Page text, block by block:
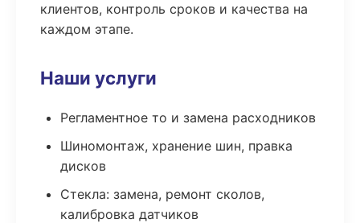
клиентов, контроль сроков и качества на
каждом этапе.
Наши услуги
Регламентное то и замена расходников
Шиномонтаж, хранение шин, правка
дисков
Стекла: замена, ремонт сколов,
калибровка датчиков